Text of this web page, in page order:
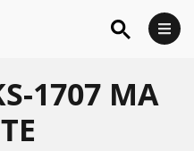
1707 MA